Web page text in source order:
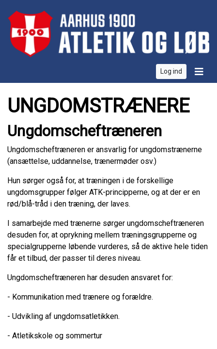
Log ind
UNGDOMSTRÆNERE
Ungdomscheftræneren
Ungdomscheftræneren er ansvarlig for ungdomstrænerne
(ansættelse, uddannelse, trænermøder osv.)
Hun sørger også for, at træningen i de forskellige
ungdomsgrupper følger ATK-principperne, og at der er en
rød/blå-tråd i den træning, der laves.
I samarbejde med trænerne sørger ungdomscheftræneren
desuden for, at oprykning mellem træningsgrupperne og
specialgrupperne løbende vurderes, så de aktive hele tiden
får et tilbud, der passer til deres niveau.
Ungdomscheftræneren har desuden ansvaret for:
- Kommunikation med trænere og forældre.
- Udvikling af ungdomsatletikken.
- Atletikskole og sommertur